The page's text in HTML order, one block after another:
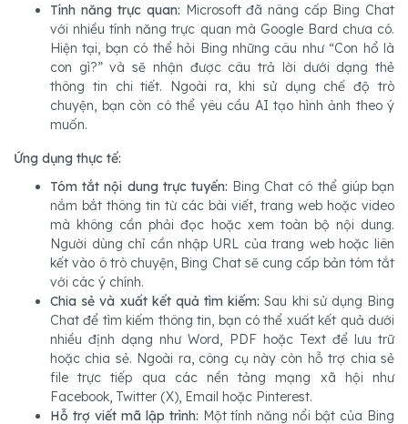
Tính năng trực quan: Microsoft đã nâng cấp Bing Chat
với nhiều tính năng trực quan mà Google Bard chưa có.
Hiện tại, bạn có thể hỏi Bing những câu như “Con hổ là
con gì?” và sẽ nhận được câu trả lời dưới dạng thẻ
thông tin chi tiết. Ngoài ra, khi sử dụng chế độ trò
chuyện, bạn còn có thể yêu cầu AI tạo hình ảnh theo ý
muốn.
Ứng dụng thực tế:
Tóm tắt nội dung trực tuyến: Bing Chat có thể giúp bạn
nắm bắt thông tin từ các bài viết, trang web hoặc video
mà không cần phải đọc hoặc xem toàn bộ nội dung.
Người dùng chỉ cần nhập URL của trang web hoặc liên
kết vào ô trò chuyện, Bing Chat sẽ cung cấp bản tóm tắt
với các ý chính.
Chia sẻ và xuất kết quả tìm kiếm:Sau khi sử dụng Bing
Chat để tìm kiếm thông tin, bạn có thể xuất kết quả dưới
nhiều định dạng như Word, PDF hoặc Text để lưu trữ
hoặc chia sẻ. Ngoài ra, công cụ này còn hỗ trợ chia sẻ
file trực tiếp qua các nền tảng mạng xã hội như
Facebook, Twitter (X), Email hoặc Pinterest.
Hỗ trợ viết mã lập trình: Một tính năng nổi bật của Bing